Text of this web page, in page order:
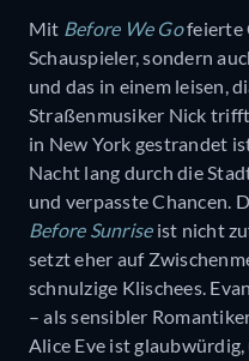
Mit Before We Gofeierte
Schauspieler, sondern
und das in einem leisen,
Straßenmusiker Nick
in New York gestrandet
Nacht lang durch die
und verpasste Chancen.
Before Sunriseist nicht
setzt eher auf
schnulzige Klischees.
– als sensibler
Alice Eve ist